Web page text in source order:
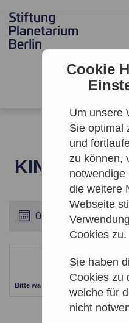
Cookie
Um unsere
Sie optimal
und
zu können,
notwendige
die weitere
Webseite
Cookies zu.
Sie haben
Cookies zu
welche für
nicht
KINO: MARS
Leider
Bitte wählen Sie einen anderen